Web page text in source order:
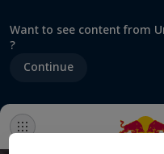
Want to see content from
?
Continue